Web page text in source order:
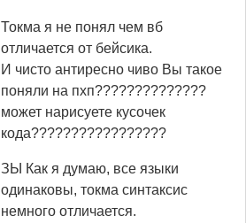
Токма я не понял чем вб
отличается от бейсика.
И чисто антиресно чиво Вы такое
поняли на пхп??????????????
может нарисуете кусочек
кода?????????????????
ЗЫ Как я думаю, все языки
одинаковы, токма синтаксис
немного отличается.